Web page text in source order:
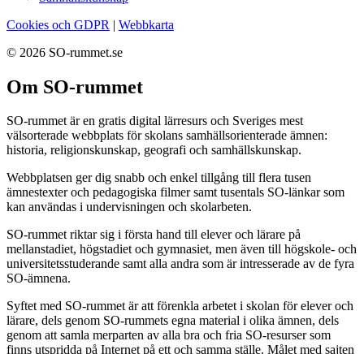
Cookies och GDPR | Webbkarta
© 2026 SO-rummet.se
Om SO-rummet
SO-rummet är en gratis digital lärresurs och Sveriges mest
välsorterade webbplats för skolans samhällsorienterade ämnen:
historia, religionskunskap, geografi och samhällskunskap.
Webbplatsen ger dig snabb och enkel tillgång till flera tusen
ämnestexter och pedagogiska filmer samt tusentals SO-länkar som
kan användas i undervisningen och skolarbeten.
SO-rummet riktar sig i första hand till elever och lärare på
mellanstadiet, högstadiet och gymnasiet, men även till högskole- och
universitetsstuderande samt alla andra som är intresserade av de fyra
SO-ämnena.
Syftet med SO-rummet är att förenkla arbetet i skolan för elever och
lärare, dels genom SO-rummets egna material i olika ämnen, dels
genom att samla merparten av alla bra och fria SO-resurser som
finns utspridda på Internet på ett och samma ställe. Målet med sajten